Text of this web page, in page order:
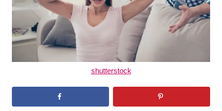
shutterstock